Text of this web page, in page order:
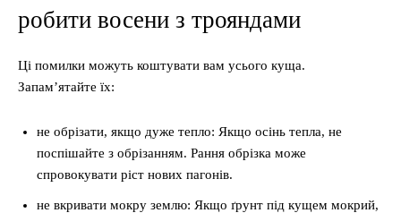
робити восени з трояндами
Ці помилки можуть коштувати вам усього куща.
Запам’ятайте їх:
не обрізати, якщо дуже тепло: Якщо осінь тепла, не
поспішайте з обрізанням. Рання обрізка може
спровокувати ріст нових пагонів.
не вкривати мокру землю: Якщо ґрунт під кущем мокрий,